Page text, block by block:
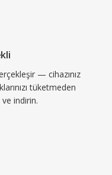
dosyaları
içerik dağıtımı
kalite
pazarlarında bir
— cihazınız
tüketmeden
indirin.